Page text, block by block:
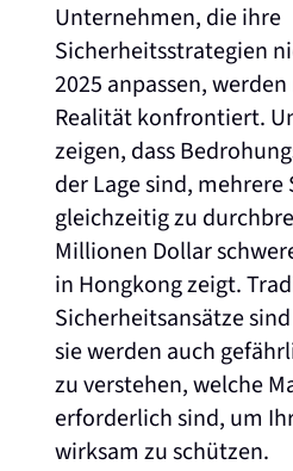
Unternehmen, die ihre
Sicherheitsstrategien
2025 anpassen,
Realität konfrontiert.
zeigen, dass
der Lage sind,
gleichzeitig zu
Millionen Dollar
in Hongkong zeigt.
Sicherheitsansätze
sie werden auch
zu verstehen, welche
erforderlich sind, um
wirksam zu schützen.